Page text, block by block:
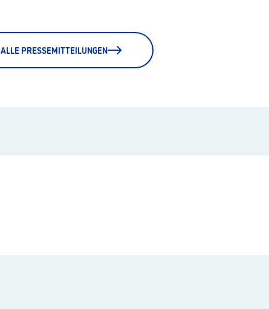
ALLE PRESSEMITTEILUNGEN